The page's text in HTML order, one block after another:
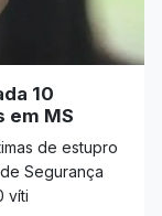
10
em MS
de estupro
Segurança
víti